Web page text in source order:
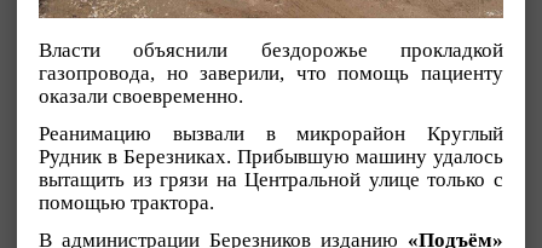
Власти объяснили бездорожье прокладкой
газопровода, но заверили, что помощь пациенту
оказали своевременно.
Реанимацию вызвали в микрорайон Круглый
Рудник в Березниках. Прибывшую машину удалось
вытащить из грязи на Центральной улице только с
помощью трактора.
В администрации Березников изданию «Подъём»